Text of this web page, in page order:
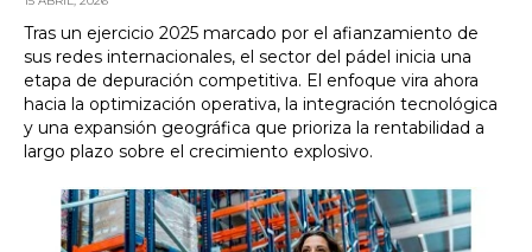
Tras un ejercicio 2025 marcado por el afianzamiento de
sus redes internacionales, el sector del pádel inicia una
etapa de depuración competitiva. El enfoque vira ahora
hacia la optimización operativa, la integración tecnológica
y una expansión geográfica que prioriza la rentabilidad a
largo plazo sobre el crecimiento explosivo.